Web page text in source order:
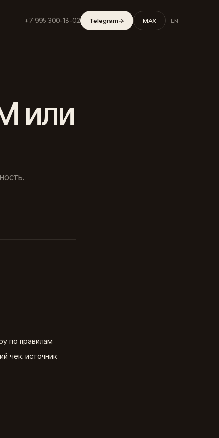
+7 995 300-18-02 Telegram→ MAX EN
или
по правилам
чек, источник